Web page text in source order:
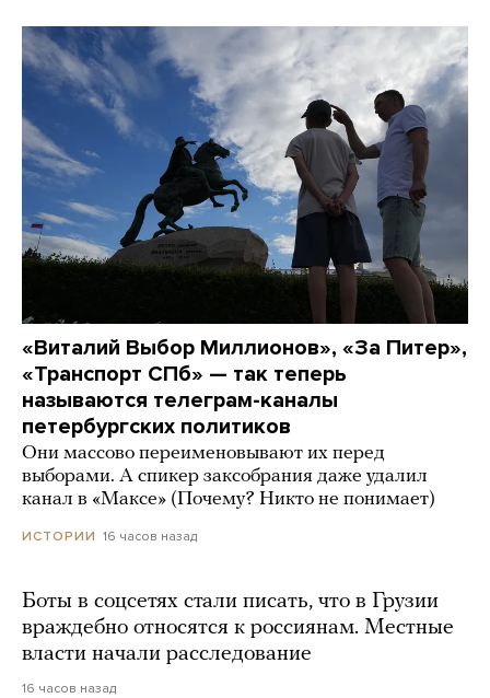
«Виталий Выбор Миллионов», «За Питер»,
«Транспорт СПб» — так теперь
называются телеграм-каналы
петербургских политиков
Они массово переименовывают их перед
выборами. А спикер заксобрания даже удалил
канал в «Максе» (Почему? Никто не понимает)
ИСТОРИИ 16 часов назад
Боты в соцсетях стали писать, что в Грузии
враждебно относятся к россиянам. Местные
власти начали расследование
16 часов назад